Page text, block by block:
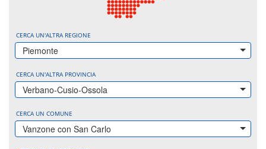
CERCA UN'ALTRA REGIONE
Piemonte
CERCA UN'ALTRA PROVINCIA
Verbano-Cusio-Ossola
CERCA UN COMUNE
Vanzone con San Carlo